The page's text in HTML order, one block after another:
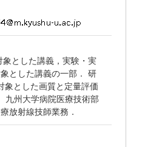
とした講義，実験・実
とした講義の一部． 研
象とした画質と定量評価
九州大学病院医療技術部
放射線技師業務．